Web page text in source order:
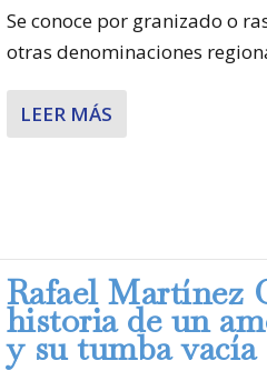
Se conoce por granizado o
otras denominaciones
LEER MÁS
Rafael Martínez
historia de un
y su tumba vacía